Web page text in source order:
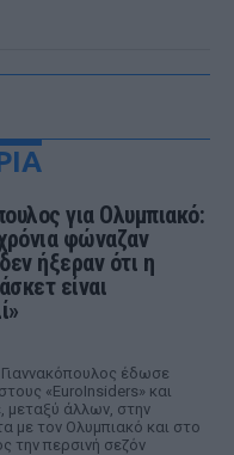
για Ολυμπιακό:
φώναζαν
ήξεραν ότι η
είναι
έδωσε
«EuroInsiders» και
μεταξύ άλλων, στην
με τον Ολυμπιακό και στο
την περσινή σεζόν